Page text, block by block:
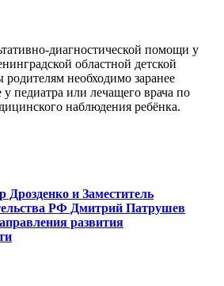
диагностической помощи у
областной детской
необходимо заранее
педиатра или лечащего врача по
наблюдения ребёнка.
Дрозденко и Заместитель
РФ Дмитрий Патрушев
развития